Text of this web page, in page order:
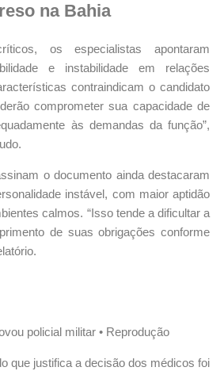
na Bahia
os especialistas apontaram
e instabilidade em relações
contraindicam o candidato
comprometer sua capacidade de
às demandas da função”,
o documento ainda destacaram
instável, com maior aptidão
calmos. “Isso tende a dificultar a
de suas obrigações conforme
policial militar • Reprodução
que justifica a decisão dos médicos foi